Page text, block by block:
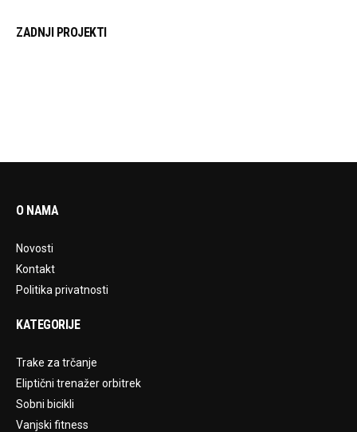
ZADNJI PROJEKTI
O NAMA
Novosti
Kontakt
Politika privatnosti
KATEGORIJE
Trake za trčanje
Eliptični trenažer orbitrek
Sobni bicikli
Vanjski fitness